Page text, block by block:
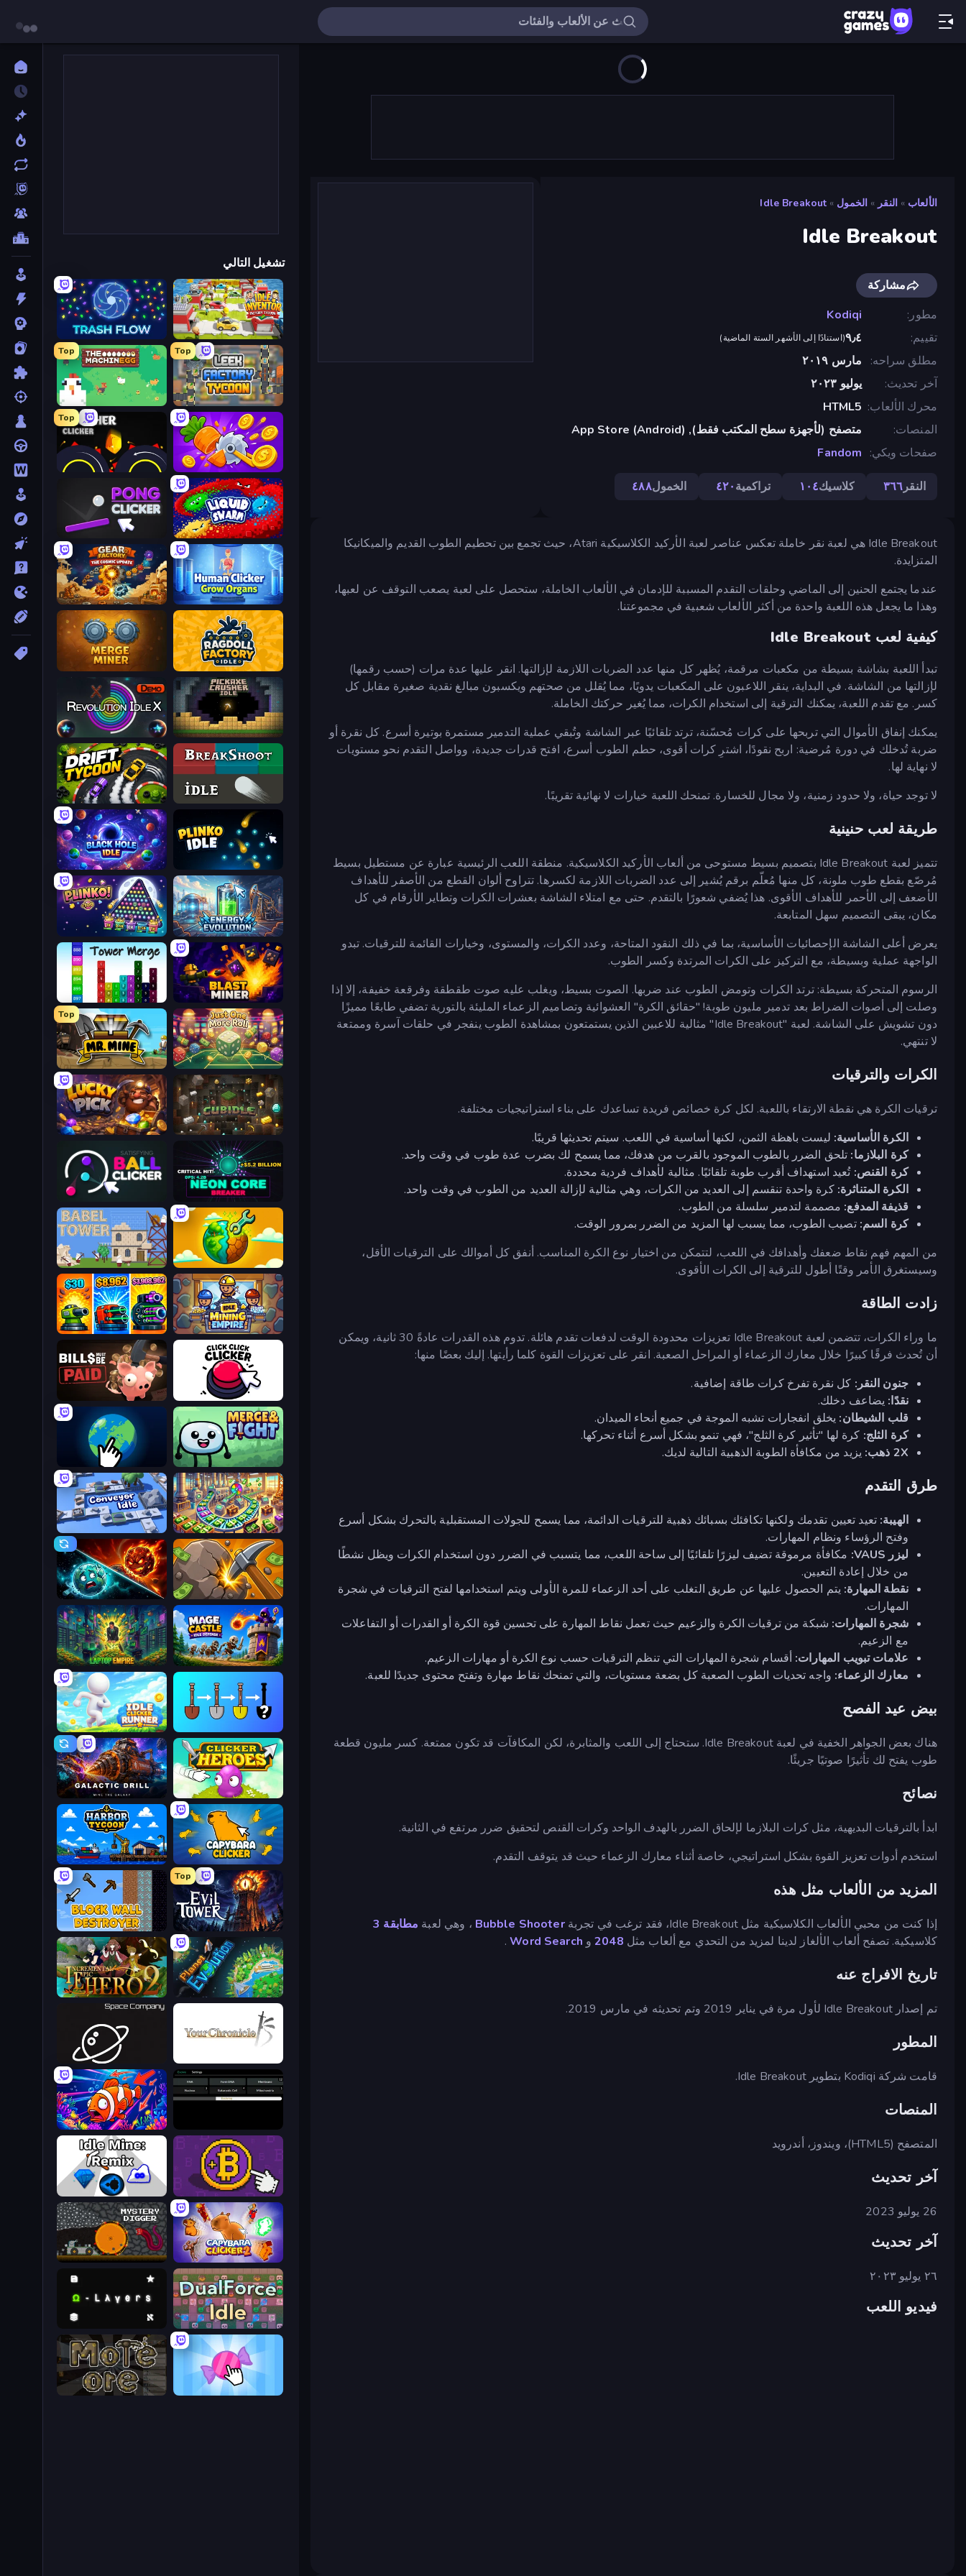
الألعاب » النقر » الخمول »
Idle Breakout
Idle Breakout
مشاركة
مطور
Kodiqi
تقييم
٩٫٤(استنادًا إلى الأشهر الستة الماضية)
مطلق سراحه
مارس ٢٠١٩
آخر تحديث
يوليو ٢٠٢٣
محرك الألعاب HTML5
المنصات
متصفح (لأجهزة سطح المكتب فقط), App Store (Android)
صفحات ويكي
Fandom
النقر٣٦٦ كلاسيك١٠٤ تراكمية٤٢٠ الخمول٤٨٨
Idle Breakout هي لعبة نقر خاملة تعكس عناصر لعبة الأركيد الكلاسيكية Atari، حيث تجمع بين تحطيم الطوب القديم والميكانيكا
المتزايدة.
عندما يجتمع الحنين إلى الماضي وحلقات التقدم المسببة للإدمان في الألعاب الخاملة، ستحصل على لعبة يصعب التوقف عن لعبها،
وهذا ما يجعل هذه اللعبة واحدة من أكثر الألعاب شعبية في مجموعتنا.
كيفية لعب Idle Breakout
تبدأ اللعبة بشاشة بسيطة من مكعبات مرقمة، يُظهر كل منها عدد الضربات اللازمة لإزالتها. انقر عليها عدة مرات (حسب رقمها)
لإزالتها من الشاشة. في البداية، ينقر اللاعبون على المكعبات يدويًا، مما يُقلل من صحتهم ويكسبون مبالغ نقدية صغيرة مقابل كل
كسر. مع تقدم اللعبة، يمكنك الترقية إلى استخدام الكرات، مما يُغير حركتك الخاملة.
يمكنك إنفاق الأموال التي تربحها على كرات مُحسّنة، ترتد تلقائيًا عبر الشاشة وتُبقي عملية التدمير مستمرة بوتيرة أسرع. كل نقرة أو
ضربة تُدخلك في دورة مُرضية: اربح نقودًا، اشترِ كرات أقوى، حطم الطوب أسرع، افتح قدرات جديدة، وواصل التقدم نحو مستويات
لا نهاية لها.
لا توجد حياة، ولا حدود زمنية، ولا مجال للخسارة. تمنحك اللعبة خيارات لا نهائية تقريبًا.
طريقة لعب حنينية
تتميز لعبة Idle Breakout بتصميم بسيط مستوحى من ألعاب الأركيد الكلاسيكية. منطقة اللعب الرئيسية عبارة عن مستطيل بسيط
مُرصّع بقطع طوب ملونة، كل منها مُعلّم برقم يُشير إلى عدد الضربات اللازمة لكسرها. تتراوح ألوان القطع من الأصفر للأهداف
الأضعف إلى الأحمر للأهداف الأقوى. هذا يُضفي شعورًا بالتقدم. حتى مع امتلاء الشاشة بعشرات الكرات وتطاير الأرقام في كل
مكان، يبقى التصميم سهل المتابعة.
يعرض أعلى الشاشة الإحصائيات الأساسية، بما في ذلك النقود المتاحة، وعدد الكرات، والمستوى، وخيارات القائمة للترقيات. تبدو
الواجهة عملية وبسيطة، مع التركيز على الكرات المرتدة وكسر الطوب.
الرسوم المتحركة بسيطة: ترتد الكرات وتومض الطوب عند ضربها. الصوت بسيط، ويغلب عليه صوت طقطقة وفرقعة خفيفة، إلا إذا
وصلت إلى أصوات الضراط بعد تدمير مليون طوبة! "حقائق الكرة" العشوائية وتصاميم الزعماء المليئة بالتورية تضفي طابعًا مميزًا
دون تشويش على الشاشة. لعبة "Idle Breakout" مثالية للاعبين الذين يستمتعون بمشاهدة الطوب ينفجر في حلقات آسرة وممتعة
لا تنتهي.
الكرات والترقيات
ترقيات الكرة هي نقطة الارتقاء باللعبة. لكل كرة خصائص فريدة تساعدك على بناء استراتيجيات مختلفة.
الكرة الأساسية: ليست باهظة الثمن، لكنها أساسية في اللعب. سيتم تحديثها قريبًا.
كرة البلازما: تلحق الضرر بالطوب الموجود بالقرب من هدفك، مما يسمح لك بضرب عدة طوب في وقت واحد.
كرة القنص: تُعيد استهداف أقرب طوبة تلقائيًا. مثالية لأهداف فردية محددة.
الكرة المتناثرة: كرة واحدة تنقسم إلى العديد من الكرات، وهي مثالية لإزالة العديد من الطوب في وقت واحد.
قذيفة المدفع: مصممة لتدمير سلسلة من الطوب.
كرة السم: تصيب الطوب، مما يسبب لها المزيد من الضرر بمرور الوقت.
من المهم فهم نقاط ضعفك وأهدافك في اللعب، لتتمكن من اختيار نوع الكرة المناسب. أنفق كل أموالك على الترقيات الأقل،
وسيستغرق الأمر وقتًا أطول للترقية إلى الكرات الأقوى.
زادت الطاقة
ما وراء الكرات، تتضمن لعبة Idle Breakout تعزيزات محدودة الوقت لدفعات تقدم هائلة. تدوم هذه القدرات عادةً 30 ثانية، ويمكن
أن تُحدث فرقًا كبيرًا خلال معارك الزعماء أو المراحل الصعبة. انقر على تعزيزات القوة كلما رأيتها. إليك بعضًا منها:
جنون النقر: كل نقرة تفرخ كرات طاقة إضافية.
نقدًا: يضاعف دخلك.
قلب الشيطان: يخلق انفجارات تشبه الموجة في جميع أنحاء الميدان.
كرة الثلج: كرة لها "تأثير كرة الثلج"، فهي تنمو بشكل أسرع أثناء تحركها.
2X ذهب:
يزيد من مكافأة الطوبة الذهبية التالية لديك.
طرق التقدم
الهيبة: تعيد تعيين تقدمك ولكنها تكافئك بسبائك ذهبية للترقيات الدائمة، مما يسمح للجولات المستقبلية بالتحرك بشكل أسرع
وفتح الرؤساء ونظام المهارات.
ليزر VAUS:
مكافأة مرموقة تضيف ليزرًا تلقائيًا إلى ساحة اللعب، مما يتسبب في الضرر دون استخدام الكرات ويظل نشطًا
من خلال إعادة التعيين.
نقطة المهارة: يتم الحصول عليها عن طريق التغلب على أحد الزعماء للمرة الأولى ويتم استخدامها لفتح الترقيات في شجرة
المهارات.
شجرة المهارات: شبكة من ترقيات الكرة والزعيم حيث تعمل نقاط المهارة على تحسين قوة الكرة أو القدرات أو التفاعلات
مع الزعيم.
علامات تبويب المهارات: أقسام شجرة المهارات التي تنظم الترقيات حسب نوع الكرة أو مهارات الزعيم.
معارك الزعماء: واجه تحديات الطوب الصعبة كل بضعة مستويات، والتي تمنحك نقاط مهارة وتفتح محتوى جديدًا للعبة.
بيض عيد الفصح
هناك بعض الجواهر الخفية في لعبة Idle Breakout. ستحتاج إلى اللعب والمثابرة، لكن المكافآت قد تكون ممتعة. كسر مليون قطعة
طوب يفتح لك تأثيرًا صوتيًا جريئًا.
نصائح
ابدأ بالترقيات البديهية، مثل كرات البلازما لإلحاق الضرر بالهدف الواحد وكرات القنص لتحقيق ضرر مرتفع في الثانية.
استخدم أدوات تعزيز القوة بشكل استراتيجي، خاصة أثناء معارك الزعماء حيث قد يتوقف التقدم.
المزيد من الألعاب مثل هذه
إذا كنت من محبي الألعاب الكلاسيكية مثل Idle Breakout، فقد ترغب في تجربة Bubble Shooter ، وهي لعبة مطابقة 3
كلاسيكية. تصفح ألعاب الألغاز لدينا لمزيد من التحدي مع ألعاب مثل 2048و Word Search
.
تاريخ الافراج عنه
تم إصدار Idle Breakout لأول مرة في يناير 2019 وتم تحديثه في مارس 2019.
المطور
قامت شركة Kodiqi بتطوير Idle Breakout.
المنصات
المتصفح (HTML5)، ويندوز، أندرويد
آخر تحديث
26 يوليو 2023
آخر تحديث
٢٦ يوليو ٢٠٢٣
فيديو اللعب
تشغيل التالي
Idle Inventor
Trash Flow
Top
Leek Factory Tycoon
Top
The MachinEGG
Farm Ring Idle
Top
Crusher Clicker
Liquid Swarm
Pong Clicker
Human Clicker: Grow Organs
Gear Factory
Ragdoll Factory Idle
Merge Miner
Pickaxe Crusher Idle
Revolution Idle X
BreakShoot idle
Drift Tycoon
Plinko Idle
Black Hole Idle
Energy Evolution
PLINKO!
Blast Miner
Tower Merge
Just One More Roll
Top
Mr. Mine
Cubidle
Lucky Pick
Neon Core Breaker
Satisfying Ball Clicker
Land Explorers: Merge & Build
Babel Tower
Idle Mining Empire
Pumpkin Defense: Merge Cannon
Click Click Clicker
Bills Must Be Paid
Merge & Fight
Planet Clicker 2
Money Factory: Tycoon Idle Game
Conveyor Idle
Mine Clicker
PlanetCrush 2
Mage Castle Idle Defense
Laptop Empire
Idle Clicker Runner
Clicker Heroes
Galactic Drill
Capybara Clicker
Harbor Tycoon
Top
Evil Tower
Block Wall Destroyer
Incremental Epic Hero 2
Your Chronicle
Space Company
Evolve
Fish Catch Idle
Money Maker
Idle Mine: Remix
Capybara Clicker 2
Mystery Digger
DualForce Idle
Candy Clicker 2
More Ore